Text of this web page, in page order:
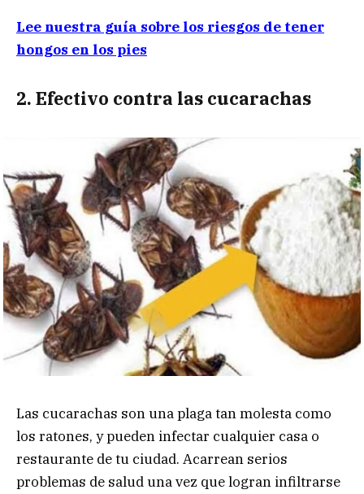
Lee nuestra guía sobre los riesgos de tener
hongos en los pies
2. Efectivo contra las cucarachas
Las cucarachas son una plaga tan molesta como
los ratones, y pueden infectar cualquier casa o
restaurante de tu ciudad. Acarrean serios
problemas de salud una vez que logran infiltrarse